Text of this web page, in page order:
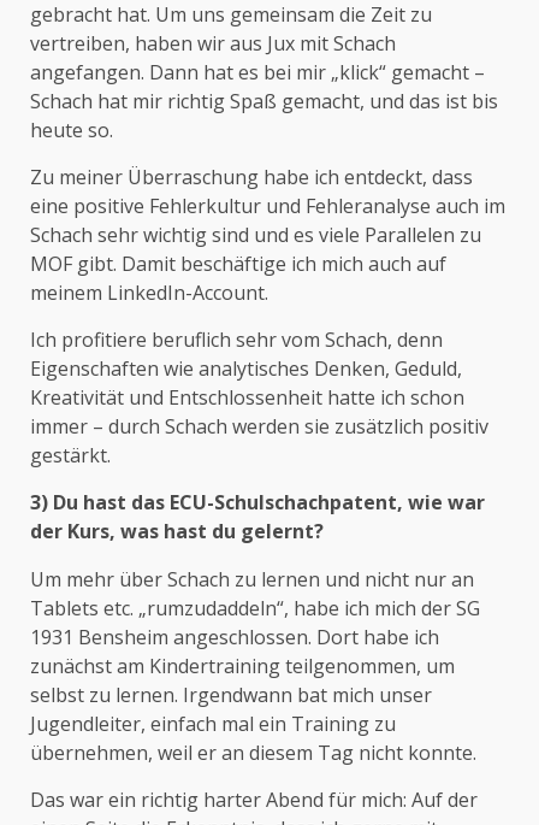
gebracht hat. Um uns gemeinsam die Zeit zu
vertreiben, haben wir aus Jux mit Schach
angefangen. Dann hat es bei mir „klick“ gemacht –
Schach hat mir richtig Spaß gemacht, und das ist bis
heute so.
Zu meiner Überraschung habe ich entdeckt, dass
eine positive Fehlerkultur und Fehleranalyse auch im
Schach sehr wichtig sind und es viele Parallelen zu
MOF gibt. Damit beschäftige ich mich auch auf
meinem LinkedIn-Account.
Ich profitiere beruflich sehr vom Schach, denn
Eigenschaften wie analytisches Denken, Geduld,
Kreativität und Entschlossenheit hatte ich schon
immer – durch Schach werden sie zusätzlich positiv
gestärkt.
3) Du hast das ECU-Schulschachpatent, wie war
der Kurs, was hast du gelernt?
Um mehr über Schach zu lernen und nicht nur an
Tablets etc. „rumzudaddeln“, habe ich mich der SG
1931 Bensheim angeschlossen. Dort habe ich
zunächst am Kindertraining teilgenommen, um
selbst zu lernen. Irgendwann bat mich unser
Jugendleiter, einfach mal ein Training zu
übernehmen, weil er an diesem Tag nicht konnte.
Das war ein richtig harter Abend für mich: Auf der